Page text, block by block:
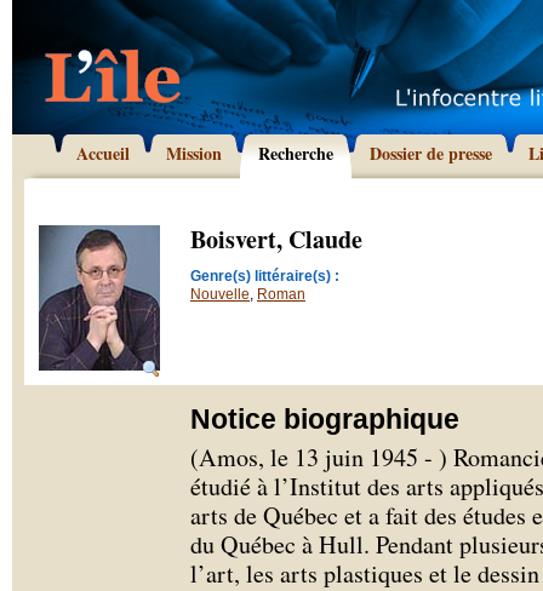
Accueil Mission Recherche Dossier de presse
Boisvert, Claude
Genre(s) littéraire(s) :
Nouvelle, Roman
Notice biographique
(Amos, le 13 juin 1945 - )
étudié à l’Institut des arts
arts de Québec et a fait des
du Québec à Hull. Pendant
l’art, les arts plastiques et le